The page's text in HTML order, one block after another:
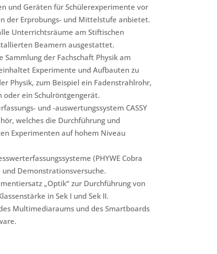
und Geräten für Schülerexperimente vor
der Erprobungs- und Mittelstufe anbietet.
Unterrichtsräume am Stiftischen
Beamern ausgestattet.
der Fachschaft Physik am
Experimente und Aufbauten zu
Physik, zum Beispiel ein Fadenstrahlrohr,
oder ein Schulröntgengerät.
und -auswertungssystem CASSY
welches die Durchführung und
Experimenten auf hohem Niveau
(PHYWE Cobra
und Demonstrationsversuche.
„Optik“ zur Durchführung von
in Sek I und Sek II.
Multimediaraums und des Smartboards